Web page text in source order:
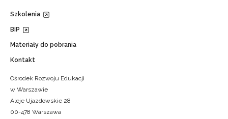
Szkolenia
BIP
Materiały do pobrania
Kontakt
Ośrodek Rozwoju Edukacji
w Warszawie
Aleje Ujazdowskie 28
00-478 Warszawa